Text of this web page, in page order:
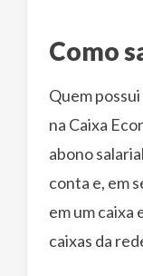
Como
Quem
na Caixa
abono
conta e, em
em um caixa
caixas da